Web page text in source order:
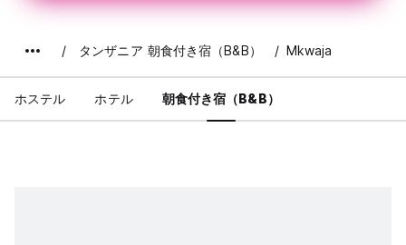
タンザニア 朝食付き宿（B&B） Mkwaja
ホステル ホテル 朝食付き宿（B&B）